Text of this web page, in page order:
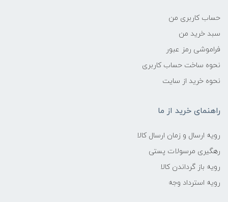
حساب کاربری من
سبد خرید من
فراموشی رمز عبور
نحوه ساخت حساب کاربری
نحوه خرید از سایت
راهنمای خرید از ما
رویه ارسال و زمان ارسال کالا
رهگیری مرسولات پستی
رویه باز گرداندن کالا
رویه استرداد وجه